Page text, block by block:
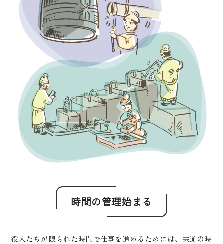
時間の管理始まる
役人たちが限られた時間で仕事を進めるためには、共通の時